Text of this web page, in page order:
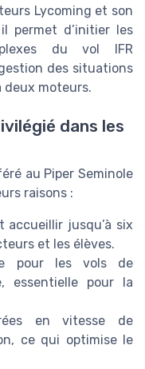
Lycoming et son
permet d’initier les
du vol IFR
des situations
deux moteurs.
dans les
au Piper Seminole
raisons :
accueillir jusqu’à six
et les élèves.
pour les vols de
essentielle pour la
en vitesse de
ce qui optimise le